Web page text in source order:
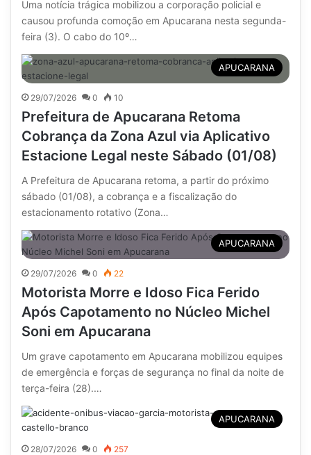
Uma notícia trágica mobilizou a corporação policial e
causou profunda comoção em Apucarana nesta segunda-
feira (3). O cabo do 10º…
APUCARANA
29/07/2026 0 10
Prefeitura de Apucarana Retoma
Cobrança da Zona Azul via Aplicativo
Estacione Legal neste Sábado (01/08)
A Prefeitura de Apucarana retoma, a partir do próximo
sábado (01/08), a cobrança e a fiscalização do
estacionamento rotativo (Zona…
APUCARANA
29/07/2026 0 22
Motorista Morre e Idoso Fica Ferido
Após Capotamento no Núcleo Michel
Soni em Apucarana
Um grave capotamento em Apucarana mobilizou equipes
de emergência e forças de segurança no final da noite de
terça-feira (28).…
APUCARANA
28/07/2026 0 257